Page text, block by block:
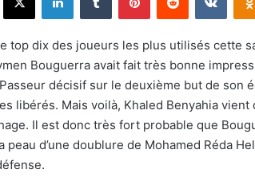
top dix des joueurs les plus utilisés cette
Bouguerra avait fait très bonne
Passeur décisif sur le deuxième but de
libérés. Mais voilà, Khaled Benyahia
Il est donc très fort probable que
peau d’une doublure de Mohamed Réda